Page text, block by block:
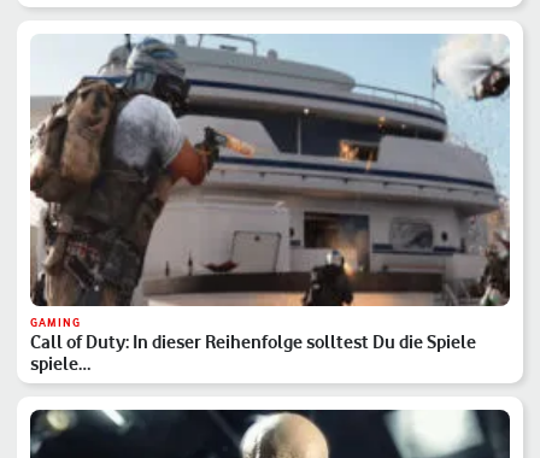
GAMING
Call of Duty: In dieser Reihenfolge solltest Du die Spiele
spiele…